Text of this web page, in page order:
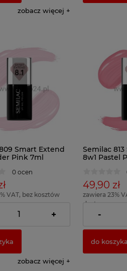
zobacz więcej
Smart Extend
Pink 7ml
0 ocen
VAT, bez kosztów
712,86 zł )
+
zobacz więcej
Semilac
8w1 Pastel
49,90 zł
zawiera 23%
dostawy
( 1 x 100ml =
-
do koszyka